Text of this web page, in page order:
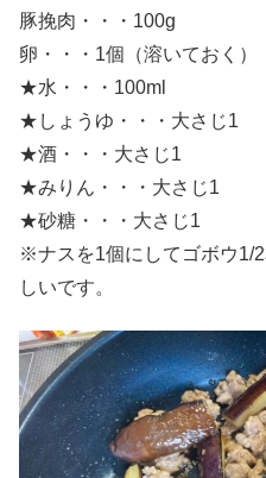
豚挽肉・・・100g
卵・・・1個（溶いておく）
★水・・・100ml
★しょうゆ・・・大さじ1
★酒・・・大さじ1
★みりん・・・大さじ1
★砂糖・・・大さじ1
※ナスを1個にしてゴボウ1/
しいです。